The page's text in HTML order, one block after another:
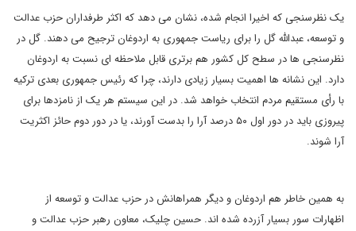
یک نظرسنجی که اخیرا انجام شده، نشان می دهد که اکثر طرفداران حزب عدالت
و توسعه، عبدالله گل را برای ریاست جمهوری به اردوغان ترجیح می دهند. گل در
نظرسنجی ها در سطح کل کشور هم برتری قابل ملاحظه ای نسبت به اردوغان
دارد. این نشانه ها اهمیت بسیار زیادی دارند، چرا که رئیس جمهوری بعدی ترکیه
با رأی مستقیم مردم انتخاب خواهد شد. در این سیستم هر یک از نامزدها برای
پیروزی باید در دور اول ۵۰ درصد آرا را بدست آورند، یا در دور دوم حائز اکثریت
آرا شوند.
به همین خاطر هم اردوغان و دیگر همراهانش در حزب عدالت و توسعه از
اظهارات سور بسیار آزرده شده اند. حسین چلیک، معاون رهبر حزب عدالت و